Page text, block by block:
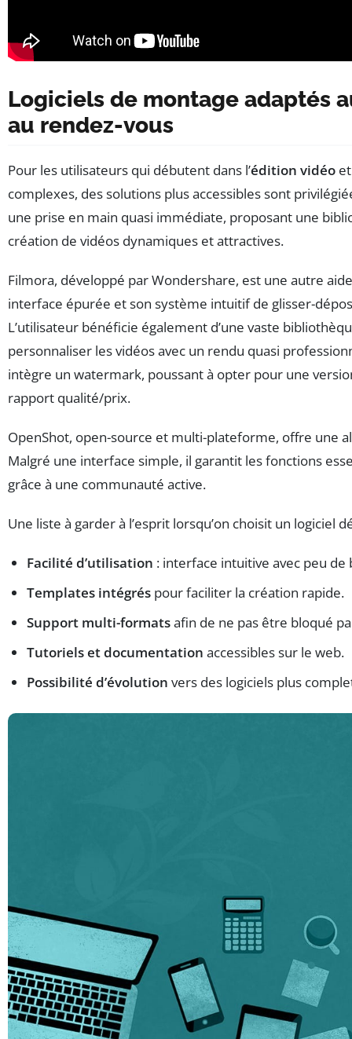
Logiciels de montage adaptés
au rendez-vous
Pour les utilisateurs qui débutent dans l’édition vidéo
complexes, des solutions plus accessibles sont
une prise en main quasi immédiate, proposant une
création de vidéos dynamiques et attractives.
Filmora, développé par Wondershare, est une autre
interface épurée et son système intuitif de glisser-
L’utilisateur bénéficie également d’une vaste
personnaliser les vidéos avec un rendu quasi
intègre un watermark, poussant à opter pour une
rapport qualité/prix.
OpenShot, open-source et multi-plateforme, offre une
Malgré une interface simple, il garantit les fonctions
grâce à une communauté active.
Une liste à garder à l’esprit lorsqu’on choisit un logiciel
Facilité d’utilisation : interface intuitive avec peu
Templates intégrés pour faciliter la création rapide.
Support multi-formatsafin de ne pas être bloqué
Tutoriels et documentation accessibles sur le web.
Possibilité d’évolution vers des logiciels plus